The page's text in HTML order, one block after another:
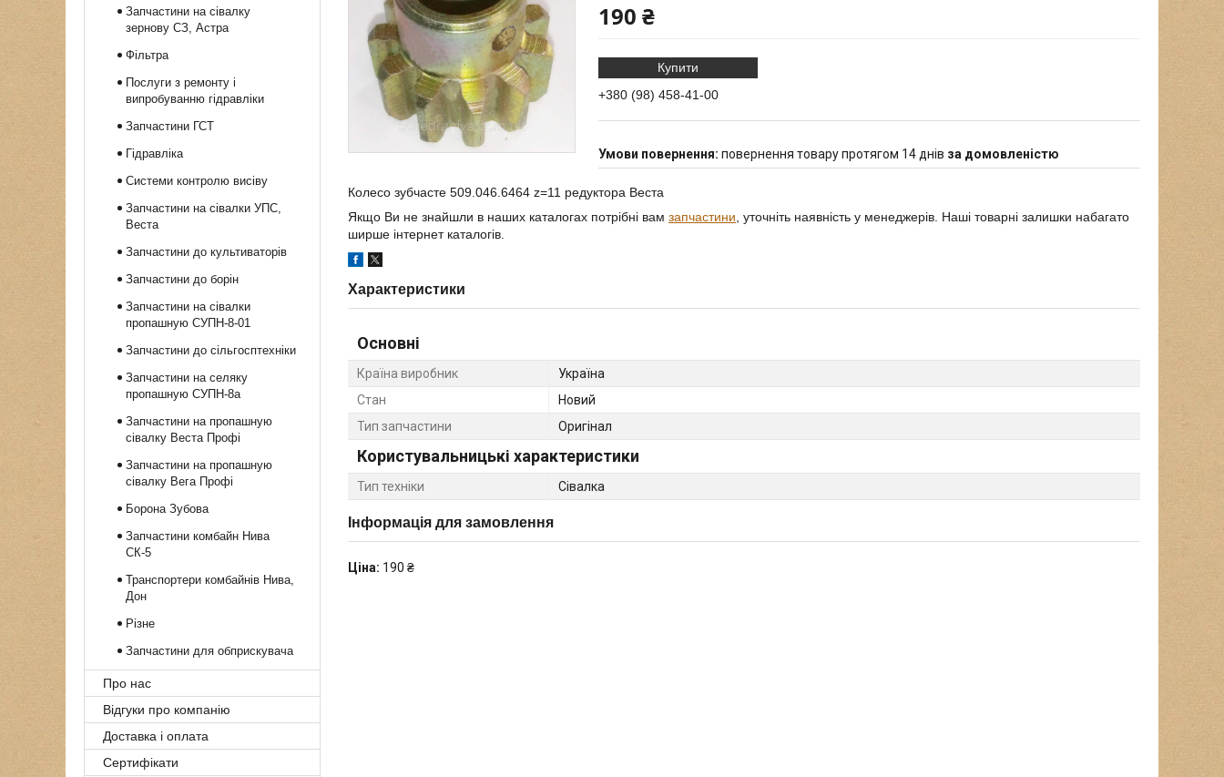
190 ₴
Купити
+380 (98) 458-41-00
повернення товару протягом 14 днів за домовленістю
Колесо зубчасте 509.046.6464 z=11 редуктора Веста
Якщо Ви не знайшли в наших каталогах потрібні вам запчастини , уточніть наявність у менеджерів. Наші товарні залишки набагато
ширше інтернет каталогів.
Характеристики
Основні
Країна виробник
Україна
Стан
Новий
Тип запчастини
Оригінал
Користувальницькі характеристики
Тип техніки Сівалка
Інформація для замовлення
Ціна: 190 ₴
Запчастини на сівалку
зернову СЗ, Астра
Фільтра
Послуги з ремонту і
випробуванню гідравліки
Запчастини ГСТ
Гідравліка
Системи контролю висіву
Запчастини на сівалки УПС,
Веста
Запчастини до культиваторів
Запчастини до борін
Запчастини на сівалки
пропашную СУПН-8-01
Запчастини до сільгосптехніки
Запчастини на селяку
пропашную СУПН-8а
Запчастини на пропашную
сівалку Веста Профі
Запчастини на пропашную
сівалку Вега Профі
Борона Зубова
Запчастини комбайн Нива
СК-5
Транспортери комбайнів Нива,
Дон
Різне
Запчастини для обприскувача
Про нас
Відгуки про компанію
Доставка і оплата
Сертифікати